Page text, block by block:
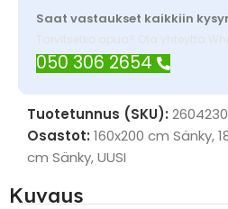
Saat vastaukset kaikkiin
Tarvitsetko apua? Ota yhteyttä
050 306 2654
Tuotetunnus (SKU):
Osastot: 160x200 cm Sänky,
cm Sänky,UUSI
Kuvaus